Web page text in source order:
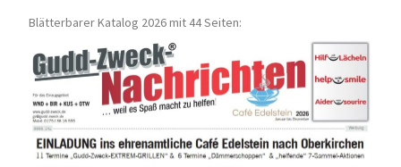
Blätterbarer Katalog 2026 mit 44 Seiten: